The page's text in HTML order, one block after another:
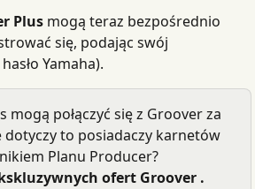
Plus mogą teraz bezpośrednio
się, podając swój
Yamaha).
połączyć się z Groover za
to posiadaczy karnetów
Planu Producer?
ofert Groover .